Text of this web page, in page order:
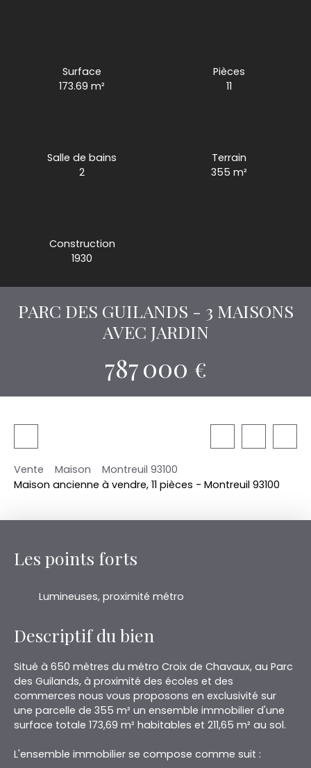
Surface
173.69m²
Pièces
11
Salle de bains
2
Terrain
355 m²
Construction
1930
PARC DES GUILANDS - 3 MAISONS
AVEC JARDIN
787 000 €
Vente Maison
Montreuil 93100
Maison ancienne à vendre, 11 pièces - Montreuil 93100
Les points forts
Lumineuses, proximité métro
Descriptif du bien
Situé à 650 mètres du métro Croix de Chavaux, au Parc
des Guilands, à proximité des écoles et des
commerces nous vous proposons en exclusivité sur
une parcelle de 355 m² un ensemble immobilier d'une
surface totale 173,69 m² habitables et 211,65 m² au sol.
L'ensemble immobilier se compose comme suit :